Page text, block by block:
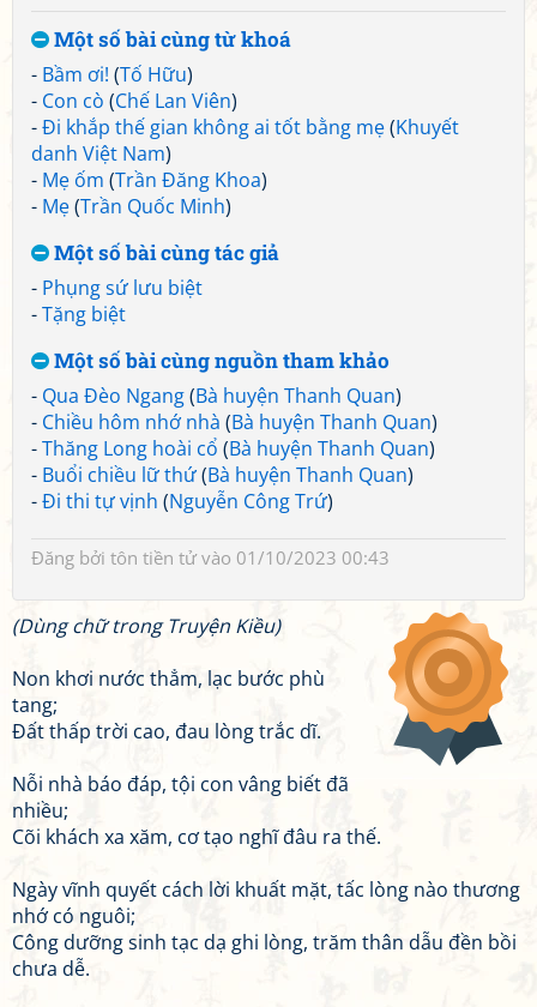
Một số bài cùng từ khoá
- Bầm ơi! (Tố Hữu)
- Con cò (Chế Lan Viên)
-Đi khắp thế gian không ai tốt bằng mẹ(Khuyết
danh Việt Nam)
- Mẹ ốm (Trần Đăng Khoa)
- Mẹ(Trần Quốc Minh)
Một số bài cùng tác giả
- Phụng sứ lưu biệt
-Tặng biệt
Một số bài cùng nguồn tham khảo
- Qua Đèo Ngang(Bà huyện Thanh Quan)
- Chiều hôm nhớ nhà (Bà huyện Thanh Quan)
-Thăng Long hoài cổ (Bà huyện Thanh Quan)
- Buổi chiều lữ thứ(Bà huyện Thanh Quan)
-Đi thi tự vịnh (Nguyễn Công Trứ)
Đăng bởi tôn tiền tửvào 01/10/2023 00:43
(Dùng chữ trong Truyện Kiều)
Non khơi nước thẳm, lạc bước phù
tang;
Đất thấp trời cao, đau lòng trắc dĩ.
Nỗi nhà báo đáp, tội con vâng biết đã
nhiều;
Cõi khách xa xăm, cơ tạo nghĩ đâu ra thế.
Ngày vĩnh quyết cách lời khuất mặt, tấc lòng nào thương
nhớ có nguôi;
Công dưỡng sinh tạc dạ ghi lòng, trăm thân dẫu đền bồi
chưa dễ.